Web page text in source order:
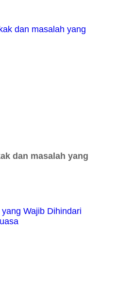
dan masalah yang